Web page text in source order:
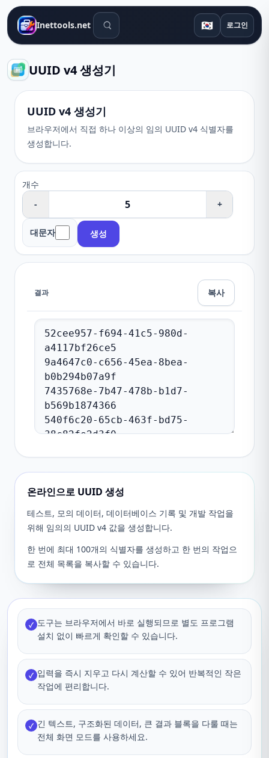
Inettools.net 검색 도구 🇰🇷 로그인
UUID v4 생성기
UUID v4 생성기
브라우저에서 직접 하나 이상의 임의 UUID v4 식별자를
생성합니다.
개수
-
+
대문자 생성
결과 복사
온라인으로 UUID 생성
테스트, 모의 데이터, 데이터베이스 기록 및 개발 작업을
위해 임의의 UUID v4 값을 생성합니다.
한 번에 최대 100개의 식별자를 생성하고 한 번의 작업으
로 전체 목록을 복사할 수 있습니다.
✓ 도구는 브라우저에서 바로 실행되므로 별도 프로그램
설치 없이 빠르게 확인할 수 있습니다.
✓ 입력을 즉시 지우고 다시 계산할 수 있어 반복적인 작은
작업에 편리합니다.
✓ 긴 텍스트, 구조화된 데이터, 큰 결과 블록을 다룰 때는
전체 화면 모드를 사용하세요.